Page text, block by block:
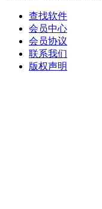
查找软件
会员中心
会员协议
联系我们
版权声明